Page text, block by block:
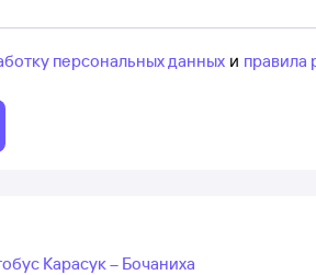
персональных данных и правила
Карасук – Бочаниха